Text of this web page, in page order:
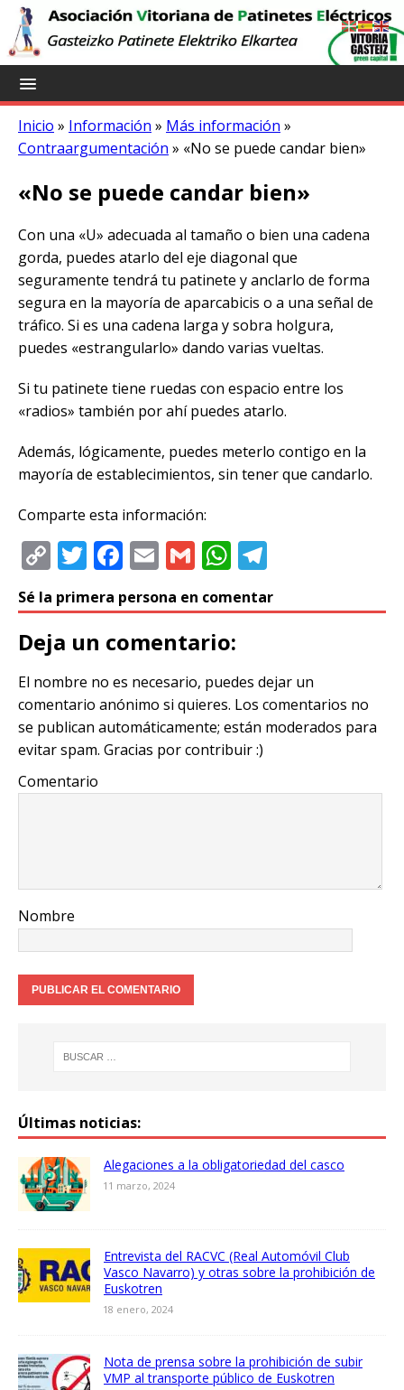
Inicio » Información » Más información »
Contraargumentación » «No se puede candar bien»
«No se puede candar bien»
Con una «U» adecuada al tamaño o bien una cadena
gorda, puedes atarlo del eje diagonal que
seguramente tendrá tu patinete y anclarlo de forma
segura en la mayoría de aparcabicis o a una señal de
tráfico. Si es una cadena larga y sobra holgura,
puedes «estrangularlo» dando varias vueltas.
Si tu patinete tiene ruedas con espacio entre los
«radios» también por ahí puedes atarlo.
Además, lógicamente, puedes meterlo contigo en la
mayoría de establecimientos, sin tener que candarlo.
Comparte esta información:
C
o
p
y
Li
n
k
T
w
it
te
r
F
a
c
e
b
o
o
k
E
m
ai
l
G
m
ai
l
W
h
at
s
A
p
p
el
e
ra
m
Sé la primera persona en comentar
Deja un comentario:
El nombre no es necesario, puedes dejar un
comentario anónimo si quieres. Los comentarios no
se publican automáticamente; están moderados para
evitar spam. Gracias por contribuir :)
Comentario
Nombre
Últimas noticias:
Alegaciones a la obligatoriedad del casco
11 marzo, 2024
Entrevista del RACVC (Real Automóvil Club
Vasco Navarro) y otras sobre la prohibición de
Euskotren
18 enero, 2024
Nota de prensa sobre la prohibición de subir
VMP al transporte público de Euskotren